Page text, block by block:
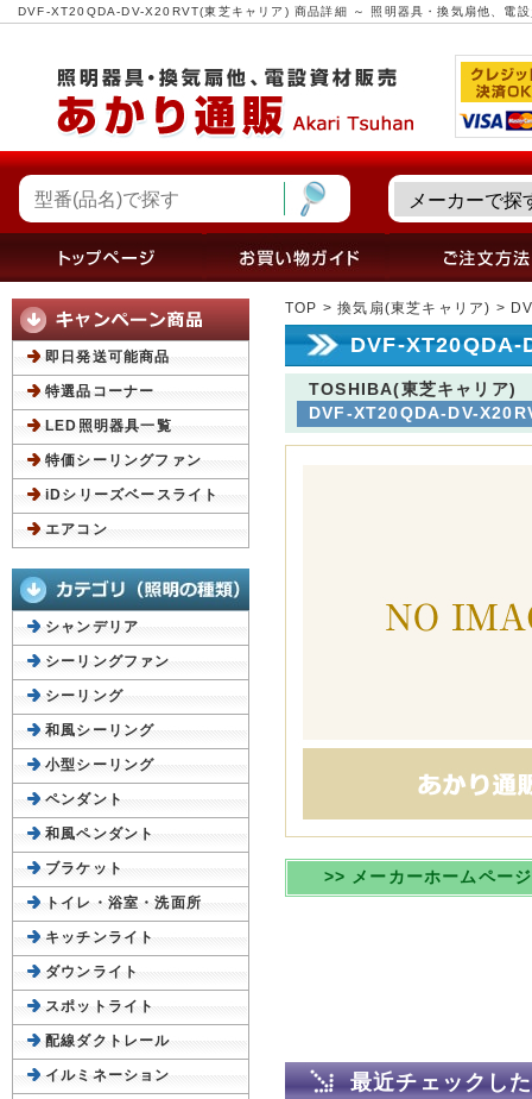
DVF-XT20QDA-DV-X20RVT(東芝キャリア) 商品詳細 ～ 照明器具・換気扇他、電設
TOP >換気扇(東芝キャリア) >
DVF-XT20QDA-
TOSHIBA(東芝キャリア)
DVF-XT20QDA-DV-
>> メーカーホームペー
最近チェックし
即日発送可能商品
特選品コーナー
LED照明器具一覧
特価シーリングファン
iDシリーズベースライト
エアコン
シャンデリア
シーリングファン
シーリング
和風シーリング
小型シーリング
ペンダント
和風ペンダント
ブラケット
トイレ・浴室・洗面所
キッチンライト
ダウンライト
スポットライト
配線ダクトレール
イルミネーション